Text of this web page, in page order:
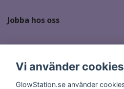
Jobba hos oss
Sociala medier
Vi använder cookies
GlowStation.se använder